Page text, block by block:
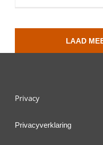
LAAD
Privacy
Privacyverklaring